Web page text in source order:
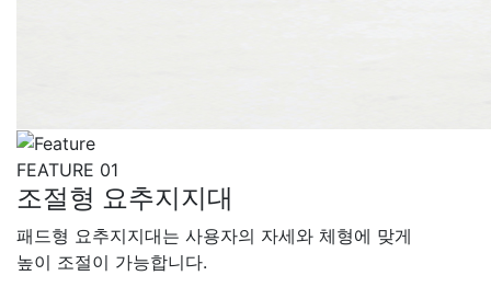
FEATURE 01
조절형 요추지지대
패드형 요추지지대는 사용자의 자세와 체형에 맞게
높이 조절이 가능합니다.